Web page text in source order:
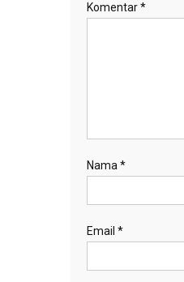
Komentar*
Nama *
Email *